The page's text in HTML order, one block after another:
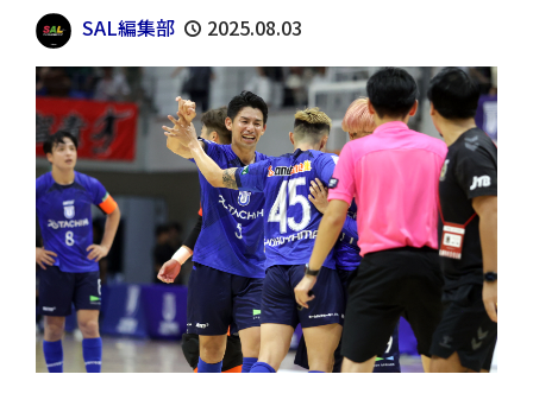
SAL編集部 2025.08.03